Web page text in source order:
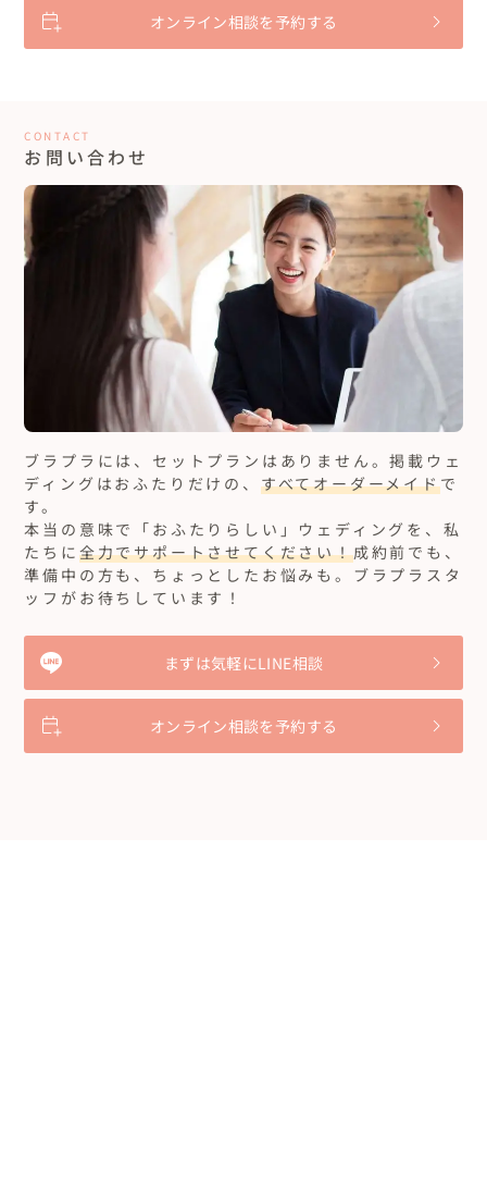
オンライン相談を予約する
CONTACT
お問い合わせ
ブラプラには、セットプランはありません。掲載ウェ
ディングはおふたりだけの、 すべてオーダーメイドで
す。
本当の意味で「おふたりらしい」ウェディングを、私
たちに 全力でサポートさせてください！成約前でも、
準備中の方も、ちょっとしたお悩みも。ブラプラスタ
ッフがお待ちしています！
まずは気軽にLINE相談
オンライン相談を予約する